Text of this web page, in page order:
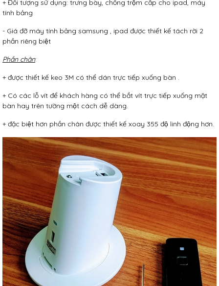
+ Đối tượng sử dụng: trưng bày, chống trộm cắp cho ipad, máy
tính bảng
- Giá đỡ máy tính bảng samsung , ipad được thiết kế tách rời 2
phần riêng biệt
Phần chân:
+ được thiết kế keo 3M có thể dán trực tiếp xuống bàn .
+ Có các lỗ vít để khách hàng có thể bắt vít trực tiếp xuống mặt
bàn hay trên tường một cách dễ dàng.
+ đặc biệt hơn phần chân được thiết kế xoay 355 độ linh động hơn.